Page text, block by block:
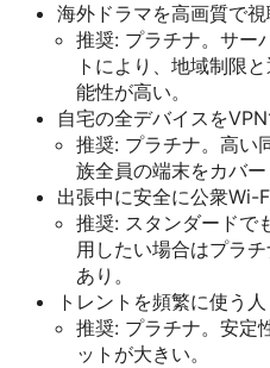
海外ドラマを高画質で
推奨: プラチナ。サー
トにより、地域制限
能性が高い。
自宅の全デバイスを
推奨: プラチナ。高い
族全員の端末をカバー
出張中に安全に公衆Wi-
推奨: スタンダードで
用したい場合はプラ
あり。
トレントを頻繁に使う人
推奨: プラチナ。安定
ットが大きい。